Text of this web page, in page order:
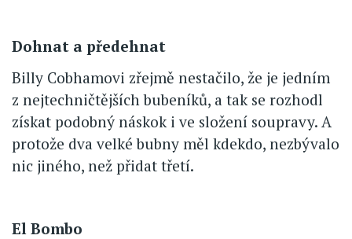
Dohnat a předehnat
Billy Cobhamovi zřejmě nestačilo, že je jedním
z nejtechničtějších bubeníků, a tak se rozhodl
získat podobný náskok i ve složení soupravy. A
protože dva velké bubny měl kdekdo, nezbývalo
nic jiného, než přidat třetí.
El Bombo